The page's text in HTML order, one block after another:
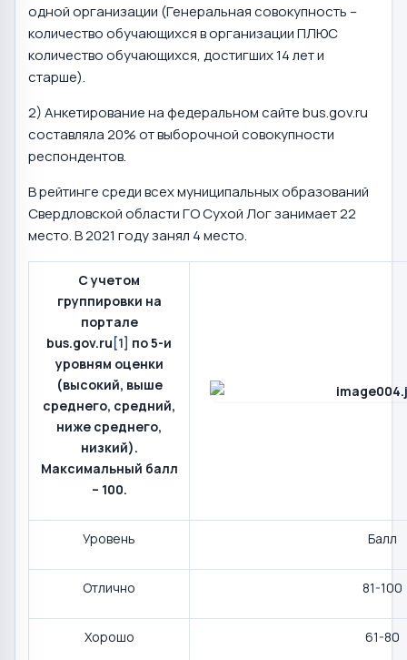
одной организации (Генеральная совокупность –
количество обучающихся в организации ПЛЮС
количество обучающихся, достигших 14 лет и
старше).
2) Анкетирование на федеральном сайте bus.gov.ru
составляла 20% от выборочной совокупности
респондентов.
В рейтинге среди всех муниципальных образований
Свердловской области ГО Сухой Лог занимает 22
место. В 2021 году занял 4 место.
С учетом
группировки на
портале
bus.gov.ru[1] по 5-и
уровням оценки
(высокий, выше
среднего, средний,
ниже среднего,
низкий).
Максимальный балл
– 100.
Уровень Балл
Отлично 81-100
Хорошо 61-80